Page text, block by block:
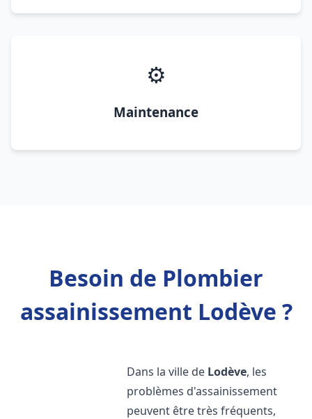
⚙️
Maintenance
Besoin de Plombier
assainissement Lodève ?
Dans la ville de Lodève, les
problèmes d'assainissement
peuvent être très fréquents,